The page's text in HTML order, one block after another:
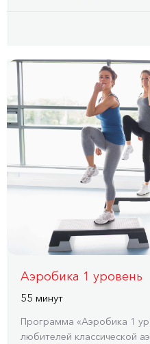
Аэробика 1 уровень
55 минут
Программа «Аэробика 1
любителей классической